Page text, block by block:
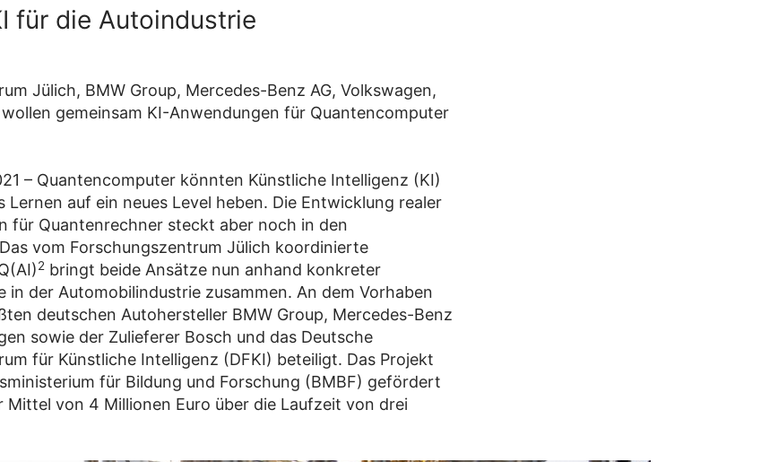
für die Autoindustrie
Jülich, BMW Group, Mercedes-Benz AG, Volkswagen,
gemeinsam KI-Anwendungen für Quantencomputer
– Quantencomputer könnten Künstliche Intelligenz (KI)
Lernen auf ein neues Level heben. Die Entwicklung realer
für Quantenrechner steckt aber noch in den
vom Forschungszentrum Jülich koordinierte
2 bringt beide Ansätze nun anhand konkreter
in der Automobilindustrie zusammen. An dem Vorhaben
deutschen Autohersteller BMW Group, Mercedes-Benz
sowie der Zulieferer Bosch und das Deutsche
für Künstliche Intelligenz (DFKI) beteiligt. Das Projekt
für Bildung und Forschung (BMBF) gefördert
Mittel von 4 Millionen Euro über die Laufzeit von drei